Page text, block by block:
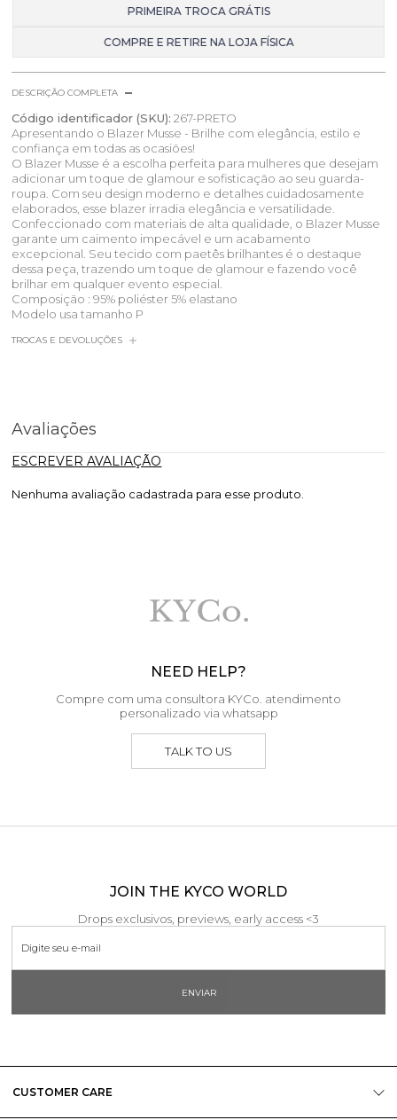
PRIMEIRA TROCA GRÁTIS
COMPRE E RETIRE NA LOJA FÍSICA
DESCRIÇÃO COMPLETA
Código identificador (SKU): 267-PRETO
Apresentando o Blazer Musse - Brilhe com elegância, estilo e
confiança em todas as ocasiões!
O Blazer Musse é a escolha perfeita para mulheres que desejam
adicionar um toque de glamour e sofisticação ao seu guarda-
roupa. Com seu design moderno e detalhes cuidadosamente
elaborados, esse blazer irradia elegância e versatilidade.
Confeccionado com materiais de alta qualidade, o Blazer Musse
garante um caimento impecável e um acabamento
excepcional. Seu tecido com paetês brilhantes é o destaque
dessa peça, trazendo um toque de glamour e fazendo você
brilhar em qualquer evento especial.
Composição : 95% poliéster 5% elastano
Modelo usa tamanho P
TROCAS E DEVOLUÇÕES
Avaliações
ESCREVER AVALIAÇÃO
Nenhuma avaliação cadastrada para esse produto.
NEED HELP?
Compre com uma consultora KYCo. atendimento
personalizado via whatsapp
TALK TO US
JOIN THE KYCO WORLD
Drops exclusivos, previews, early access <3
ENVIAR
CUSTOMER CARE